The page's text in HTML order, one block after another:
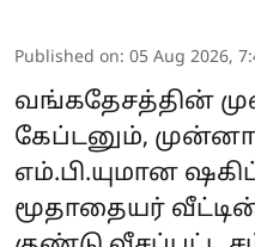
Published on: 05 Aug 2026,
வங்கதேசத்தின்
கேப்டனும்,
எம்.பி.யுமான
மூதாதையர்